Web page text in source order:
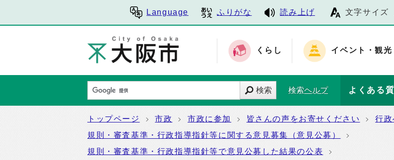
Language ふりがな 読み上げ 文字サイズ
くらし イベント・観光
検索 検索ヘルプ よくある
トップページ 市政 市政に参加 皆さんの声をお寄せください
行政
規則・審査基準・行政指導指針等に関する意見募集（意見公募）
規則・審査基準・行政指導指針等で意見公募した結果の公表